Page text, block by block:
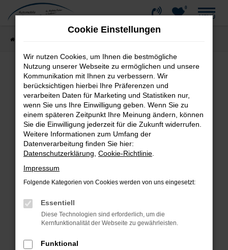
Zum
0
MENÜ
Fehler: Network Error
Beim Laden ist ein Fehler aufgetreten.
Hier sind ein paar Tipps, die dir helfen können:
Überprüfe deine Firewall und deine
Internetverbindung.
Laden andere Webseiten, zum Beispiel deine
Suchmaschine?
Prüfe deine Browsererweiterungen.
können das Laden bestimmter Seiten
verhindern. Funktioniert die Seite in einem
Fenster?
Cookie Einstellungen
Wir nutzen Cookies, um Ihnen die bestmögliche
Nutzung unserer Webseite zu ermöglichen und unsere
Kommunikation mit Ihnen zu verbessern. Wir
berücksichtigen hierbei Ihre Präferenzen und
verarbeiten Daten für Marketing und Statistiken nur,
wenn Sie uns Ihre Einwilligung geben. Wenn Sie zu
einem späteren Zeitpunkt Ihre Meinung ändern, können
Sie die Einwilligung jederzeit für die Zukunft widerrufen.
Weitere Informationen zum Umfang der
Datenverarbeitung finden Sie hier:
Datenschutzerklärung Cookie-Richtlinie
Impressum
Folgende Kategorien von Cookies werden von uns eingesetzt:
Essentiell
Diese Technologien sind erforderlich, um die
Kernfunktionalität der Webseite zu gewährleisten.
Funktional